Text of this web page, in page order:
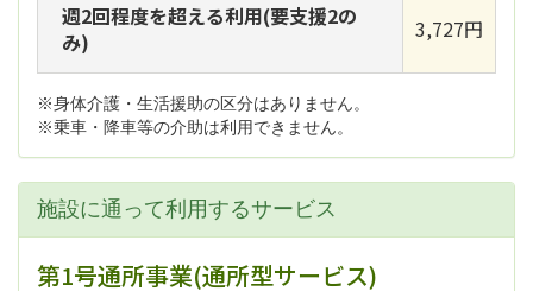
週2回程度を超える利用(要支援2の
み)
3,727円
※身体介護・生活援助の区分はありません。
※乗車・降車等の介助は利用できません。
施設に通って利用するサービス
第1号通所事業(通所型サービス)